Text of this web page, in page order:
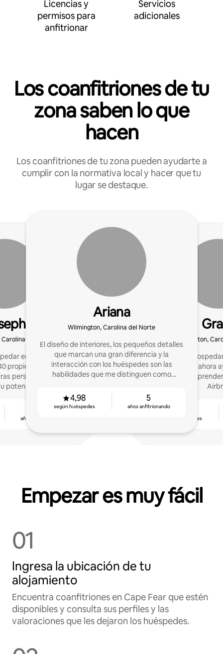
Licencias y
permisos para
anfitrionar
Servicios
adicionales
Los coanfitriones de tu
zona saben lo que
hacen
Los coanfitriones de tu zona pueden ayudarte a
cumplir con la normativa local y hacer que tu
lugar se destaque.
del Norte
en 2019. Ahora
propiedades y nos
personas a sacar el
potencial en Airbnb.
años anfitrionando
Ariana
Wilmington, Carolina del Norte
El diseño de interiores, los pequeños detalles
que marcan una gran diferencia y la
interacción con los huéspedes son las
habilidades que me distinguen como
4,98
según huéspedes
5
años anfitrionando
Wilmington,
Empecé a
enganché y ahora
anfitriones a
según huéspedes
Empezar es muy fácil
01
Ingresa la ubicación de tu
alojamiento
Encuentra coanfitriones en Cape Fear que estén
disponibles y consulta sus perfiles y las
valoraciones que les dejaron los huéspedes.